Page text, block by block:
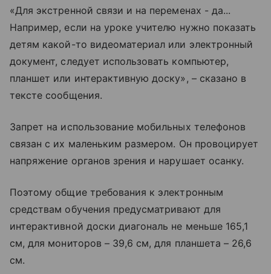
«Для экстренной связи и на переменах - да...
Например, если на уроке учителю нужно показать
детям какой-то видеоматериал или электронный
документ, следует использовать компьютер,
планшет или интерактивную доску», – сказано в
тексте сообщения.
Запрет на использование мобильных телефонов
связан с их маленьким размером. Он провоцирует
напряжение органов зрения и нарушает осанку.
Поэтому общие требования к электронным
средствам обучения предусматривают для
интерактивной доски диагональ не меньше 165,1
см, для мониторов – 39,6 см, для планшета – 26,6
см.